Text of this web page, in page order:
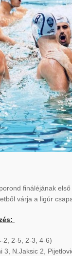
fináléjának
várja a ligúr
2, 2-5, 2-3, 4-6)
3, N.Jaksic 2,